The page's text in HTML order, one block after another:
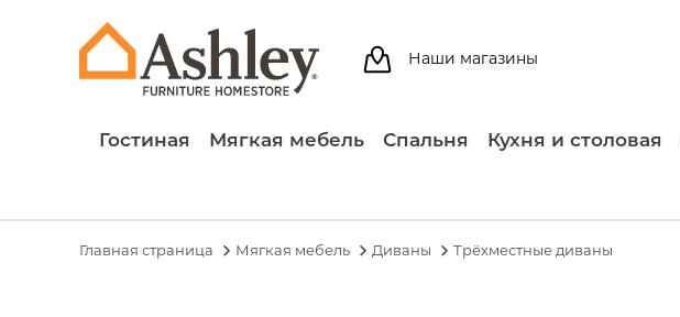
Наши магазины
Гостиная Мягкая мебель Спальня Кухня и столовая
Главная страница Мягкая мебель Диваны Трёхместные диваны